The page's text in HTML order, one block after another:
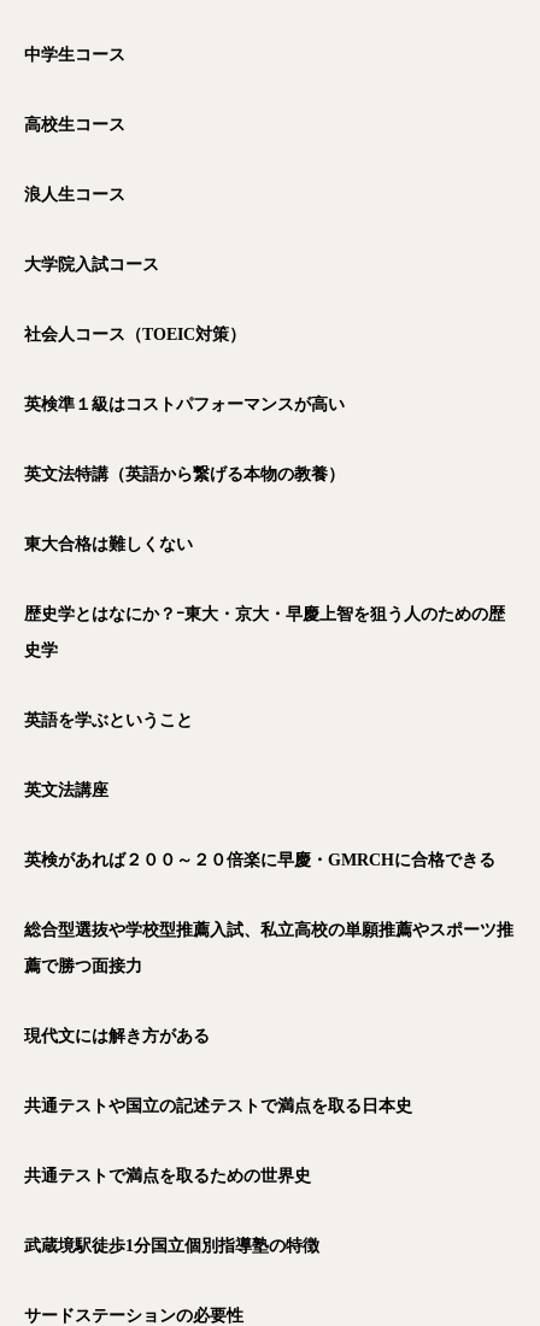
中学生コース
高校生コース
浪人生コース
大学院入試コース
社会人コース（TOEIC対策）
英検準１級はコストパフォーマンスが高い
英文法特講（英語から繋げる本物の教養）
東大合格は難しくない
歴史学とはなにか？ｰ東大・京大・早慶上智を狙う人のための歴
史学
英語を学ぶということ
英文法講座
英検があれば２００～２０倍楽に早慶・GMRCHに合格できる
総合型選抜や学校型推薦入試、私立高校の単願推薦やスポーツ推
薦で勝つ面接力
現代文には解き方がある
共通テストや国立の記述テストで満点を取る日本史
共通テストで満点を取るための世界史
武蔵境駅徒歩1分国立個別指導塾の特徴
サードステーションの必要性